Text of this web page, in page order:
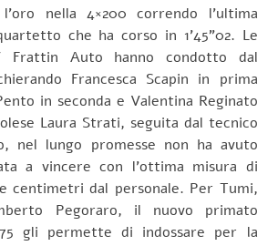
nella 4×200 correndo l’ultima
che ha corso in 1’45”02. Le
Frattin Auto hanno condotto dal
Francesca Scapin in prima
in seconda e Valentina Reginato
Laura Strati, seguita dal tecnico
nel lungo promesse non ha avuto
a vincere con l’ottima misura di
centimetri dal personale. Per Tumi,
Pegoraro, il nuovo primato
gli permette di indossare per la